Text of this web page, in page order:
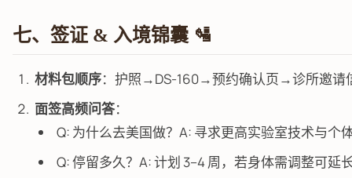
七、签证 & 入境锦囊 🛂
材料包顺序：护照→DS-160→预约确认页→诊所邀
面签高频问答：
Q: 为什么去美国做？A: 寻求更高实验室技术与个
Q: 停留多久？A: 计划 3–4 周，若身体需调整可延